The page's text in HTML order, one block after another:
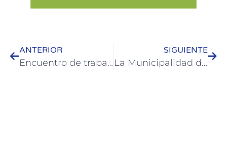
ANTERIOR
Encuentro de trabajo para fortalecer políticas de género en Colón
SIGUIENTE
La Municipalidad de Colón realiza trabajos de mejora en calles y espacios públicos